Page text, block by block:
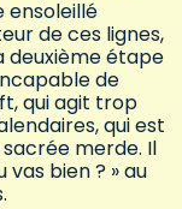
ensoleillé
de ces lignes,
deuxième étape
de
qui agit trop
qui est
merde. Il
vas bien ? » au